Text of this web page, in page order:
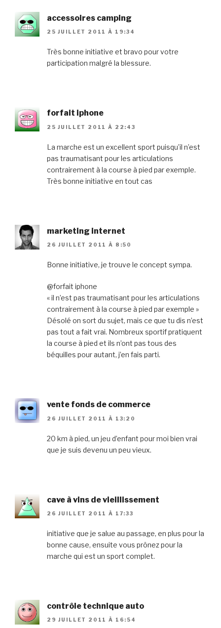
accessoires camping
25 JUILLET 2011 À 19:34
Très bonne initiative et bravo pour votre
participation malgré la blessure.
forfait iphone
25 JUILLET 2011 À 22:43
La marche est un excellent sport puisqu’il n’est
pas traumatisant pour les articulations
contrairement à la course à pied par exemple.
Très bonne initiative en tout cas
marketing internet
26 JUILLET 2011 À 8:50
Bonne initiative, je trouve le concept sympa.
@forfait iphone
« il n’est pas traumatisant pour les articulations
contrairement à la course à pied par exemple »
Désolé on sort du sujet, mais ce que tu dis n’est
pas tout a fait vrai. Nombreux sportif pratiquent
la course à pied et ils n’ont pas tous des
béquilles pour autant, j’en fais parti.
vente fonds de commerce
26 JUILLET 2011 À 13:20
20 km à pied, un jeu d’enfant pour moi bien vrai
que je suis devenu un peu vieux.
cave à vins de vieillissement
26 JUILLET 2011 À 17:33
initiative que je salue au passage, en plus pour la
bonne cause, ensuite vous prônez pour la
marche qui est un sport complet.
contrôle technique auto
29 JUILLET 2011 À 16:54